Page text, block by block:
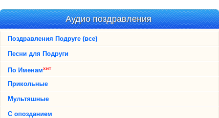
Аудио поздравления
Поздравления Подруге (все)
Песни для Подруги
По Именамхит
Прикольные
Мультяшные
С опозданием